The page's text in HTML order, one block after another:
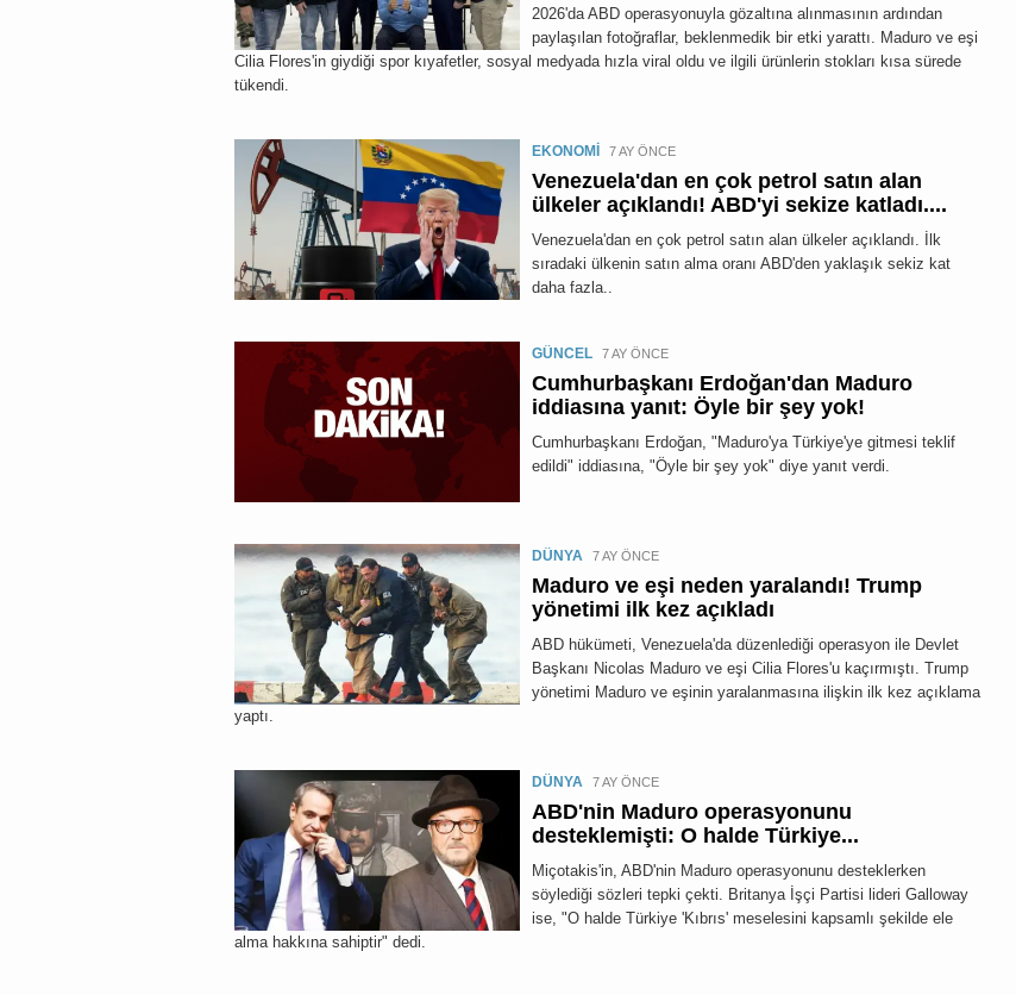
2026'da ABD operasyonuyla gözaltına alınmasının ardından
paylaşılan fotoğraflar, beklenmedik bir etki yarattı. Maduro ve eşi
Cilia Flores'in giydiği spor kıyafetler, sosyal medyada hızla viral oldu ve ilgili ürünlerin stokları kısa sürede
tükendi.
EKONOMİ 7 AY ÖNCE
Venezuela'dan en çok petrol satın alan
ülkeler açıklandı! ABD'yi sekize katladı....
Venezuela'dan en çok petrol satın alan ülkeler açıklandı. İlk
sıradaki ülkenin satın alma oranı ABD'den yaklaşık sekiz kat
daha fazla..
GÜNCEL 7 AY ÖNCE
Cumhurbaşkanı Erdoğan'dan Maduro
iddiasına yanıt: Öyle bir şey yok!
Cumhurbaşkanı Erdoğan, "Maduro'ya Türkiye'ye gitmesi teklif
edildi" iddiasına, "Öyle bir şey yok" diye yanıt verdi.
DÜNYA 7 AY ÖNCE
Maduro ve eşi neden yaralandı! Trump
yönetimi ilk kez açıkladı
ABD hükümeti, Venezuela'da düzenlediği operasyon ile Devlet
Başkanı Nicolas Maduro ve eşi Cilia Flores'u kaçırmıştı. Trump
yönetimi Maduro ve eşinin yaralanmasına ilişkin ilk kez açıklama
yaptı.
DÜNYA 7 AY ÖNCE
ABD'nin Maduro operasyonunu
desteklemişti: O halde Türkiye...
Miçotakis'in, ABD'nin Maduro operasyonunu desteklerken
söylediği sözleri tepki çekti. Britanya İşçi Partisi lideri Galloway
ise, "O halde Türkiye 'Kıbrıs' meselesini kapsamlı şekilde ele
alma hakkına sahiptir" dedi.